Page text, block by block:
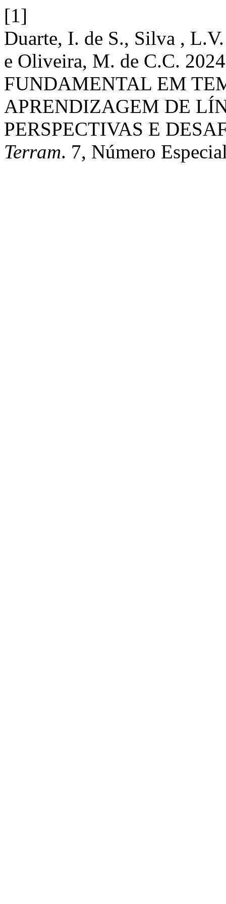
[1]
Duarte, I. de S., Silva ,
e Oliveira, M. de C.C.
FUNDAMENTAL EM
APRENDIZAGEM DE
PERSPECTIVAS E
Terram. 7, Número